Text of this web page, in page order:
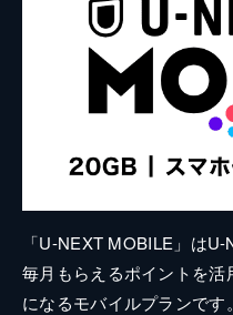
「U-NEXT MOBILE」は
毎月もらえるポイントを
になるモバイルプランで